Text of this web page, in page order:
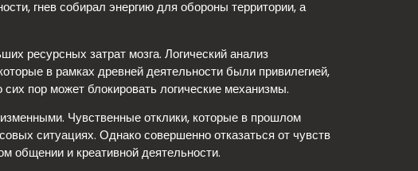
гнев собирал энергию для обороны территории, а
ресурсных затрат мозга. Логический анализ
в рамках древней деятельности были привилегией,
пор может блокировать логические механизмы.
Чувственные отклики, которые в прошлом
ситуациях. Однако совершенно отказаться от чувств
общении и креативной деятельности.